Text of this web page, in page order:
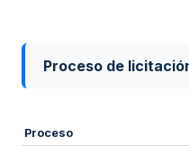
Proceso de
Proceso